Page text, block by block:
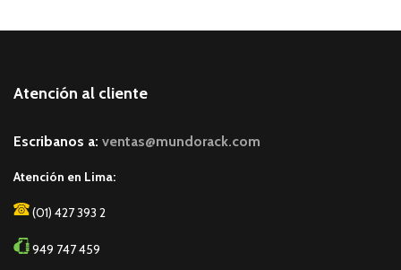
Atención al cliente
Escribanos a: ventas@mundorack.com
Atención en Lima:
(01) 427 393 2
949 747 459